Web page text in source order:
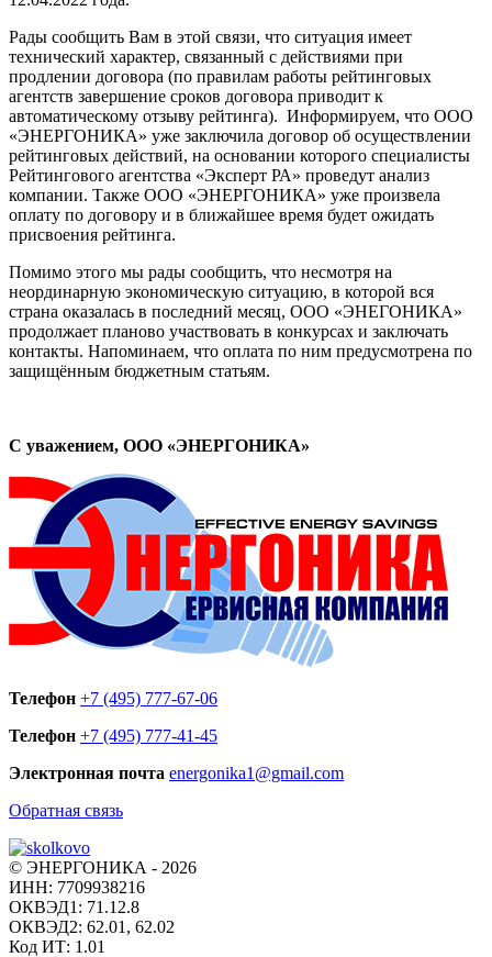
Рады сообщить Вам в этой связи, что ситуация имеет
технический характер, связанный с действиями при
продлении договора (по правилам работы рейтинговых
агентств завершение сроков договора приводит к
автоматическому отзыву рейтинга). Информируем, что ООО
«ЭНЕРГОНИКА» уже заключила договор об осуществлении
рейтинговых действий, на основании которого специалисты
Рейтингового агентства «Эксперт РА» проведут анализ
компании. Также ООО «ЭНЕРГОНИКА» уже произвела
оплату по договору и в ближайшее время будет ожидать
присвоения рейтинга.
Помимо этого мы рады сообщить, что несмотря на
неординарную экономическую ситуацию, в которой вся
страна оказалась в последний месяц, ООО «ЭНЕГОНИКА»
продолжает планово участвовать в конкурсах и заключать
контакты. Напоминаем, что оплата по ним предусмотрена по
защищённым бюджетным статьям.
С уважением, ООО «ЭНЕРГОНИКА»
Телефон +7 (495) 777-67-06
Телефон +7 (495) 777-41-45
Электронная почта energonika1@gmail.com
Обратная связь
© ЭНЕРГОНИКА - 2026
ИНН: 7709938216
ОКВЭД1: 71.12.8
ОКВЭД2: 62.01, 62.02
Код ИТ: 1.01